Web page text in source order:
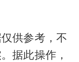
供参考，不
据此操作，